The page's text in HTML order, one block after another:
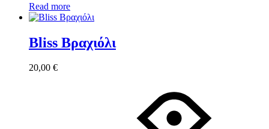
Read more
Bliss Βραχιόλι
20,00 €